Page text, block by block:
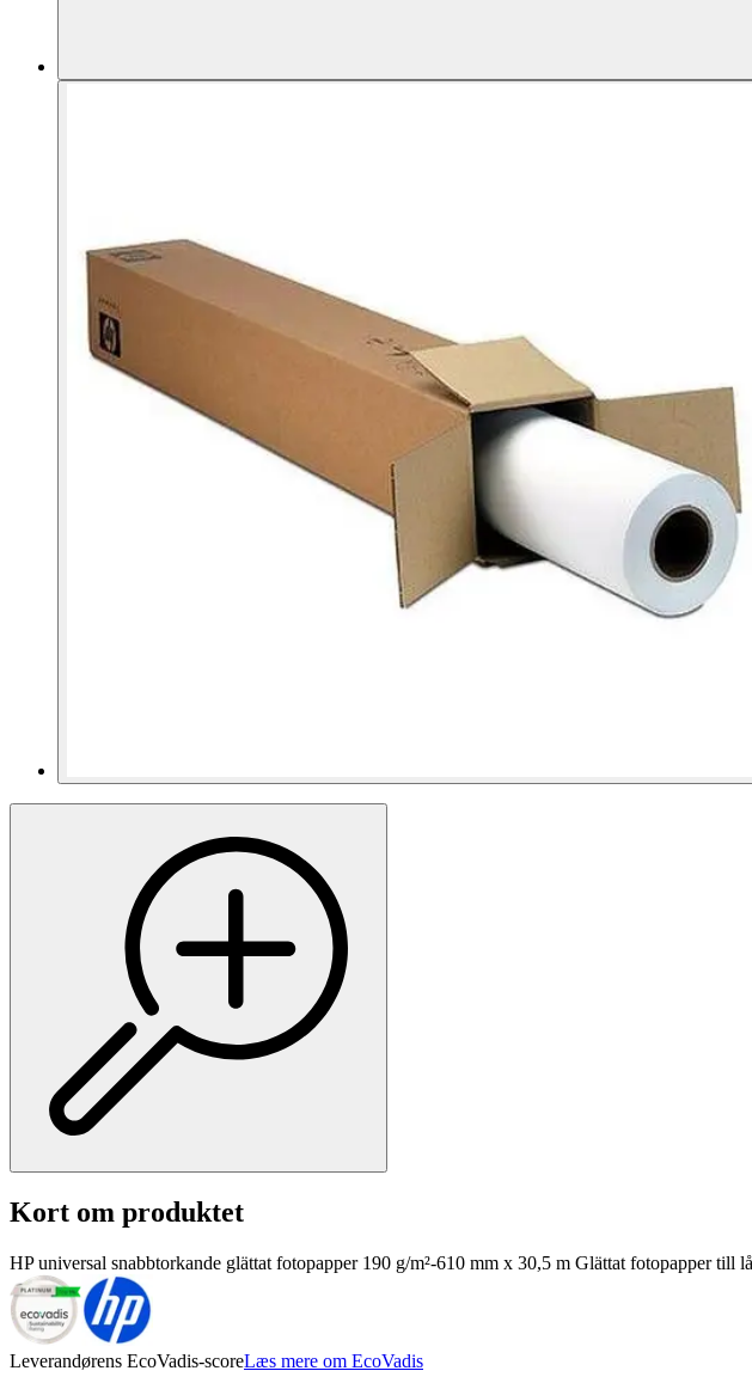
Kort om produktet
HP universal snabbtorkande glättat fotopapper 190 g/m²-610 mm x 30,5 m Glättat fotopapper till
Leverandørens EcoVadis-scoreLæs mere om EcoVadis